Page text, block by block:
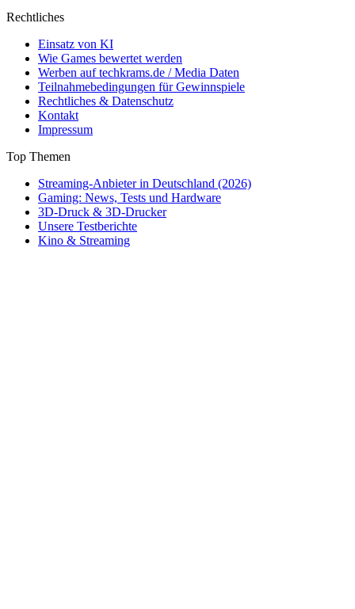
Rechtliches
Einsatz von KI
Wie Games bewertet werden
Werben auf techkrams.de / Media Daten
Teilnahmebedingungen für Gewinnspiele
Rechtliches & Datenschutz
Kontakt
Impressum
Top Themen
Streaming-Anbieter in Deutschland (2026)
Gaming: News, Tests und Hardware
3D-Druck & 3D-Drucker
Unsere Testberichte
Kino & Streaming